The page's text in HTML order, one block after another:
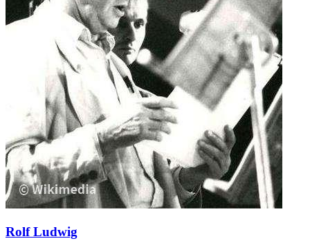
Rolf Ludwig